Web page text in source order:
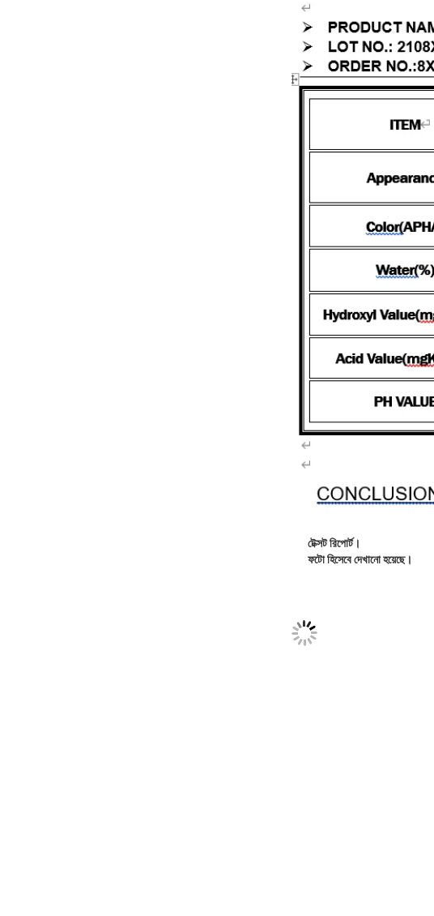
টেক্সট রিপোর্ট।
ফটো হিসেবে দেখানো হয়েছে।